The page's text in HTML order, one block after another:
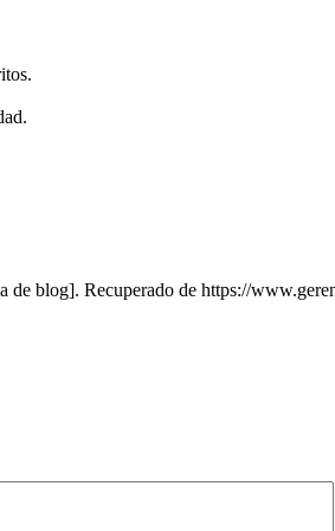
de blog]. Recuperado de https://